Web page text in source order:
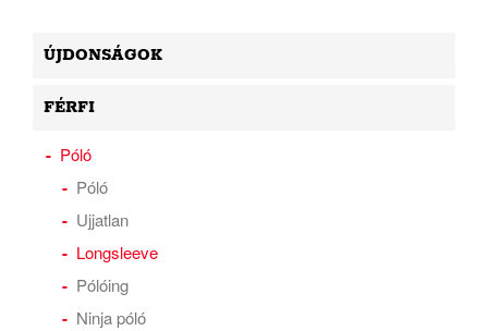
ÚJDONSÁGOK
FÉRFI
Póló
Póló
Ujjatlan
Longsleeve
Pólóing
Ninja póló